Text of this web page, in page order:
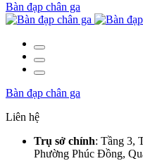
Bàn đạp chân ga
Bàn đạp chân ga
Liên hệ
Trụ sở chính: Tầng 3,
Phường Phúc Đồng,